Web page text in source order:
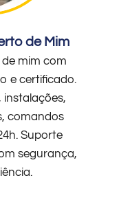
de Mim
mim com
e certificado.
instalações,
comandos
Suporte
segurança,